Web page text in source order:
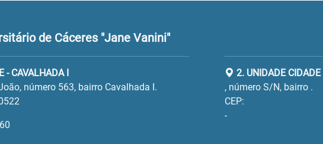
de Cáceres "Jane Vanini"
- CAVALHADA I
número 563, bairro Cavalhada I.
2. UNIDADE
, número S/N, bairro .
CEP:
-